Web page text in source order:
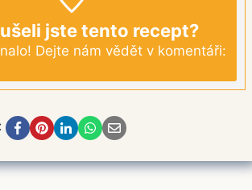
jste tento recept?
Dejte nám vědět v komentáři: